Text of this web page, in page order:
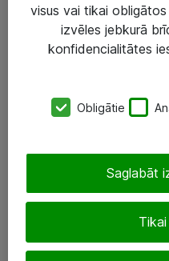
Darba vietu IT risinājumi
Serveri un datu centri
SIA „ATEA”
eShop@atea.lv
Sekojiet mums
visus vai tikai
izvēles jebkurā
konfidencialitātes
Obligātie
Saglabāt